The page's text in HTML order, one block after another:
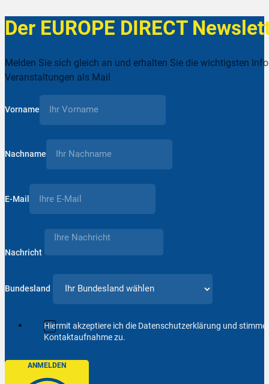
Der EUROPE DIRECT
Melden Sie sich gleich an und erhalten Sie die wichtigsten
Veranstaltungen als Mail
Vorname
Nachname
E-Mail
Nachricht
Bundesland
Hiermit akzeptiere ich die Datenschutzerklärung und
Kontaktaufnahme zu.
ANMELDEN